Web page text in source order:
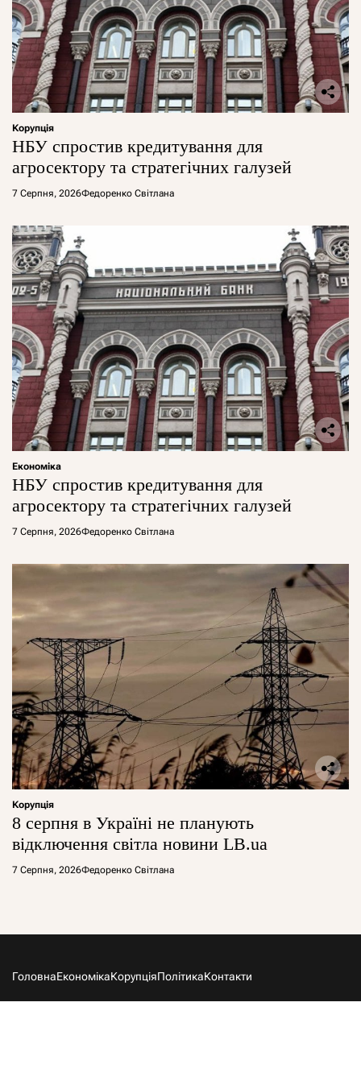
Корупція
НБУ спростив кредитування для
агросектору та стратегічних галузей
7 Серпня, 2026Федоренко Світлана
Економіка
НБУ спростив кредитування для
агросектору та стратегічних галузей
7 Серпня, 2026Федоренко Світлана
Корупція
8 серпня в Україні не планують
відключення світла новини LB.ua
7 Серпня, 2026Федоренко Світлана
ГоловнаЕкономікаКорупціяПолітикаКонтакти